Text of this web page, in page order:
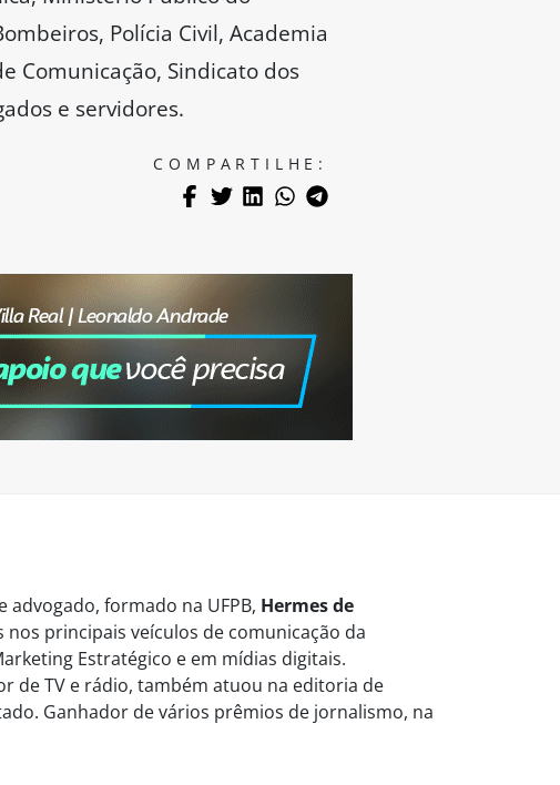
Polícia Civil, Academia
Comunicação, Sindicato dos
e servidores.
COMPARTILHE:
advogado, formado na UFPB, Hermes de
nos principais veículos de comunicação da
Estratégico e em mídias digitais.
de TV e rádio, também atuou na editoria de
Ganhador de vários prêmios de jornalismo, na